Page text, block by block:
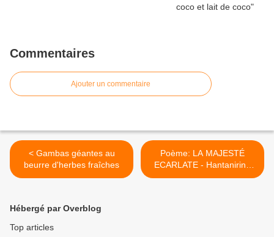
Commentaires
Ajouter un commentaire
< Gambas géantes au
beurre d'herbes fraîches
Poème: LA MAJESTÉ
ECARLATE - Hantanirina
Oliva Rajoharison >
Hébergé par Overblog
Top articles